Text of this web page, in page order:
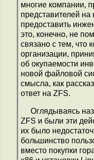
многие компании,
представителей на
предоставить
это, конечно, не
связано с тем, что
организации,
об окупаемости
новой файловой
смысла, как
ответ на ZFS.
Оглядываясь
ZFS и были эти
их было
большинство
вместо покупки